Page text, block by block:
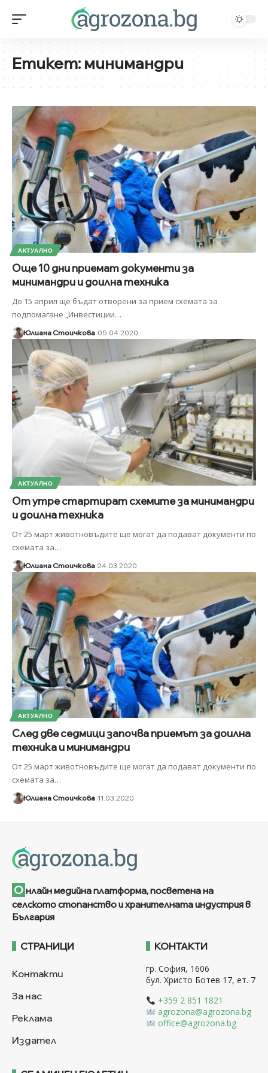
Етикет:минимандри
АКТУАЛНО
Още 10 дни приемат документи за
минимандри и доилна техника
До 15 април ще бъдат отворени за прием схемата за
подпомагане „Инвестиции…
Юлиана Стоичкова 05.04.2020
АКТУАЛНО
От утре стартират схемите за минимандри
и доилна техника
От 25 март животновъдите ще могат да подават документи по
схемата за…
Юлиана Стоичкова 24.03.2020
АКТУАЛНО
След две седмици започва приемът за доилна
техника и минимандри
От 25 март животновъдите ще могат да подават документи по
схемата за…
Юлиана Стоичкова 11.03.2020
О нлайн медийна платформа, посветена на
селското стопанство и хранителната индустрия в
България
СТРАНИЦИ
Контакти
За нас
Реклама
Издател
КОНТАКТИ
гр. София, 1606
бул. Христо Ботев 17, ет. 7
+359 2 851 1821
agrozona@agrozona.bg
office@agrozona.bg